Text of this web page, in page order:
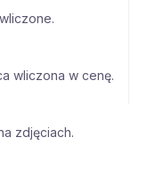
wliczona w cenę.
zdjęciach.